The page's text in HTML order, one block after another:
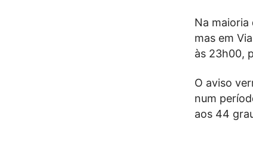
Na
mas em
às 23h00,
O aviso
num
aos 44